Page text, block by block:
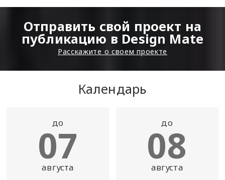
Отправить свой проект на
публикацию в Design Mate
Расскажите о своем проекте
Календарь
до
07
августа
до
08
августа